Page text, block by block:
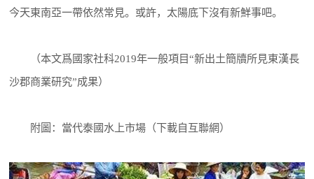
今天東南亞一帶依然常見。或許，太陽底下沒有新鮮事吧。
（本文爲國家社科2019年一般項目“新出土簡牘所見東漢長
沙郡商業研究”成果）
附圖：當代泰國水上市場（下載自互聯網）